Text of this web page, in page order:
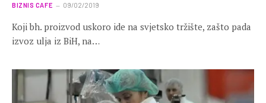
BIZNIS CAFE 09/02/2019
Koji bh. proizvod uskoro ide na svjetsko tržište, zašto pada
izvoz ulja iz BiH, na…